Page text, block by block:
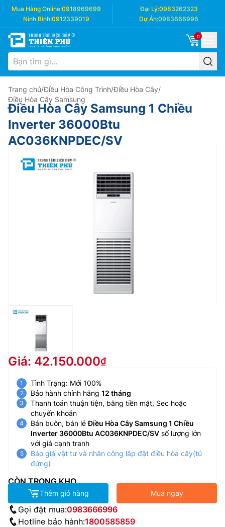
Mua Hàng Online:0918969699 Đại Lý:0983262323
Ninh Bình:0912339019 Dự Án:0983666996
0
Trang chủ/Điều Hòa Công Trình/Điều Hòa Cây/
Điều Hòa Cây Samsung
Điều Hòa Cây Samsung 1 Chiều
Inverter 36000Btu
AC036KNPDEC/SV
Giá: 42.150.000
Tình Trạng: Mới 100%
Bảo hành chính hãng 12 tháng
Thanh toán thuận tiện, bằng tiền mặt, Sec hoặc
chuyển khoản
Bán buôn, bán lẻĐiều Hòa Cây Samsung 1 Chiều
Inverter 36000Btu AC036KNPDEC/SV số lượng lớn
với giá cạnh tranh
Báo giá vật tư và nhân công lắp đặt điều hòa cây(tủ
đứng)
CÒN TRONG KHO
Thêm giỏ hàng Mua ngay
Gọi đặt mua:0983666996
Hotline bảo hành:1800585859